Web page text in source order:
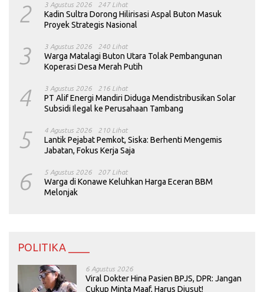
2 3 Agustus 2026 247 Lihat
Kadin Sultra Dorong Hilirisasi Aspal Buton Masuk
Proyek Strategis Nasional
3 3 Agustus 2026 240 Lihat
Warga Matalagi Buton Utara Tolak Pembangunan
Koperasi Desa Merah Putih
4 3 Agustus 2026 216 Lihat
PT Alif Energi Mandiri Diduga Mendistribusikan Solar
Subsidi Ilegal ke Perusahaan Tambang
5 4 Agustus 2026 210 Lihat
Lantik Pejabat Pemkot, Siska: Berhenti Mengemis
Jabatan, Fokus Kerja Saja
6 5 Agustus 2026 207 Lihat
Warga di Konawe Keluhkan Harga Eceran BBM
Melonjak
POLITIKA ____
6 Agustus 2026
Viral Dokter Hina Pasien BPJS, DPR: Jangan
Cukup Minta Maaf, Harus Diusut!